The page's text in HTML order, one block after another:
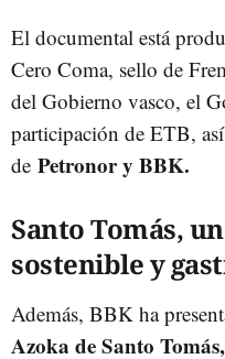
El documental está
Cero Coma, sello de
del Gobierno vasco, el
participación de ETB,
de Petronor y BBK.
Santo Tomás,
sostenible y
Además, BBK ha
Azoka de Santo Tomás,